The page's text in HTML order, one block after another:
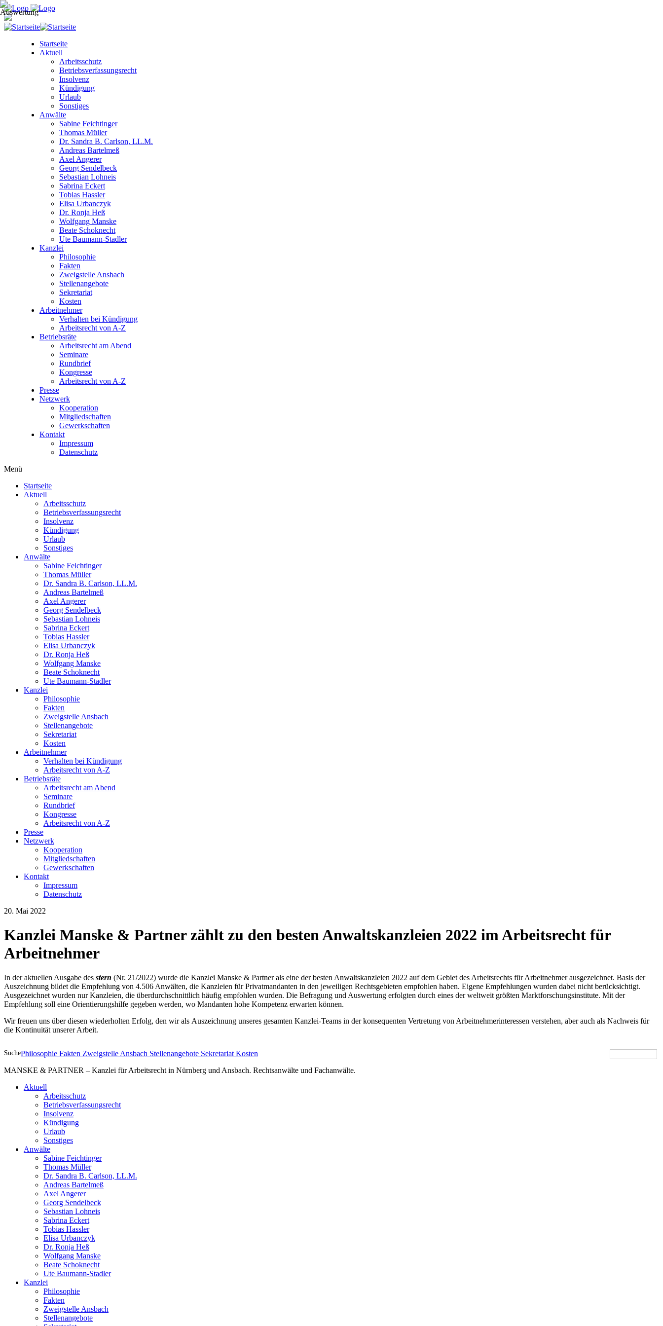
Startseite
Aktuell
Arbeitsschutz
Betriebsverfassungsrecht
Insolvenz
Kündigung
Urlaub
Sonstiges
Anwälte
Sabine Feichtinger
Thomas Müller
Dr. Sandra B. Carlson, LL.M.
Andreas Bartelmeß
Axel Angerer
Georg Sendelbeck
Sebastian Lohneis
Sabrina Eckert
Tobias Hassler
Elisa Urbanczyk
Dr. Ronja Heß
Wolfgang Manske
Beate Schoknecht
Ute Baumann-Stadler
Kanzlei
Philosophie
Fakten
Zweigstelle Ansbach
Stellenangebote
Sekretariat
Kosten
Arbeitnehmer
Verhalten bei Kündigung
Arbeitsrecht von A-Z
Betriebsräte
Arbeitsrecht am Abend
Seminare
Rundbrief
Kongresse
Arbeitsrecht von A-Z
Presse
Netzwerk
Kooperation
Mitgliedschaften
Gewerkschaften
Kontakt
Impressum
Datenschutz
Menü
Startseite
Aktuell
Arbeitsschutz
Betriebsverfassungsrecht
Insolvenz
Kündigung
Urlaub
Sonstiges
Anwälte
Sabine Feichtinger
Thomas Müller
Dr. Sandra B. Carlson, LL.M.
Andreas Bartelmeß
Axel Angerer
Georg Sendelbeck
Sebastian Lohneis
Sabrina Eckert
Tobias Hassler
Elisa Urbanczyk
Dr. Ronja Heß
Wolfgang Manske
Beate Schoknecht
Ute Baumann-Stadler
Kanzlei
Philosophie
Fakten
Zweigstelle Ansbach
Stellenangebote
Sekretariat
Kosten
Arbeitnehmer
Verhalten bei Kündigung
Arbeitsrecht von A-Z
Betriebsräte
Arbeitsrecht am Abend
Seminare
Rundbrief
Kongresse
Arbeitsrecht von A-Z
Presse
Netzwerk
Kooperation
Mitgliedschaften
Gewerkschaften
Kontakt
Impressum
Datenschutz
20. Mai 2022
Kanzlei Manske & Partner zählt zu den besten Anwaltskanzleien 2022 im Arbeitsrecht für
Arbeitnehmer
In der aktuellen Ausgabe des stern (Nr. 21/2022) wurde die Kanzlei Manske & Partner als eine der besten Anwaltskanzleien 2022 auf dem Gebiet des Arbeitsrechts für Arbeitnehmer ausgezeichnet. Basis der
Auszeichnung bildet die Empfehlung von 4.506 Anwälten, die Kanzleien für Privatmandanten in den jeweiligen Rechtsgebieten empfohlen haben. Eigene Empfehlungen wurden dabei nicht berücksichtigt.
Ausgezeichnet wurden nur Kanzleien, die überdurchschnittlich häufig empfohlen wurden. Die Befragung und Auswertung erfolgten durch eines der weltweit größten Marktforschungsinstitute. Mit der
Empfehlung soll eine Orientierungshilfe gegeben werden, wo Mandanten hohe Kompetenz erwarten können.
Wir freuen uns über diesen wiederholten Erfolg, den wir als Auszeichnung unseres gesamten Kanzlei-Teams in der konsequenten Vertretung von Arbeitnehmerinteressen verstehen, aber auch als Nachweis für
die Kontinuität unserer Arbeit.
SuchePhilosophie Fakten Zweigstelle Ansbach Stellenangebote Sekretariat Kosten
MANSKE & PARTNER – Kanzlei für Arbeitsrecht in Nürnberg und Ansbach. Rechtsanwälte und Fachanwälte.
Aktuell
Arbeitsschutz
Betriebsverfassungsrecht
Insolvenz
Kündigung
Urlaub
Sonstiges
Anwälte
Sabine Feichtinger
Thomas Müller
Dr. Sandra B. Carlson, LL.M.
Andreas Bartelmeß
Axel Angerer
Georg Sendelbeck
Sebastian Lohneis
Sabrina Eckert
Tobias Hassler
Elisa Urbanczyk
Dr. Ronja Heß
Wolfgang Manske
Beate Schoknecht
Ute Baumann-Stadler
Kanzlei
Philosophie
Fakten
Zweigstelle Ansbach
Stellenangebote